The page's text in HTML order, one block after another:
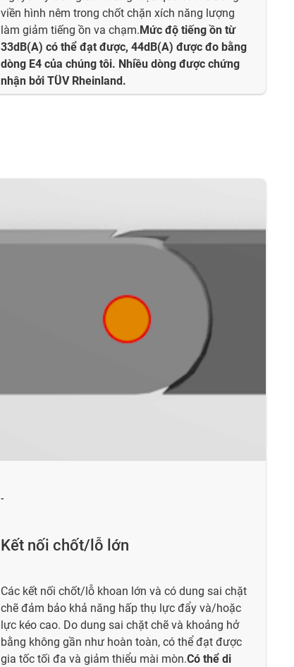
viền hình nêm trong chốt chặn xích năng lượng
làm giảm tiếng ồn va chạm.Mức độ tiếng ồn từ
33dB(A) có thể đạt được, 44dB(A) được đo bằng
dòng E4 của chúng tôi. Nhiều dòng được chứng
nhận bởi TÜV Rheinland.
-
Kết nối chốt/lỗ lớn
Các kết nối chốt/lỗ khoan lớn và có dung sai chặt
chẽ đảm bảo khả năng hấp thụ lực đẩy và/hoặc
lực kéo cao. Do dung sai chặt chẽ và khoảng hở
bằng không gần như hoàn toàn, có thể đạt được
gia tốc tối đa và giảm thiểu mài mòn.Có thể di